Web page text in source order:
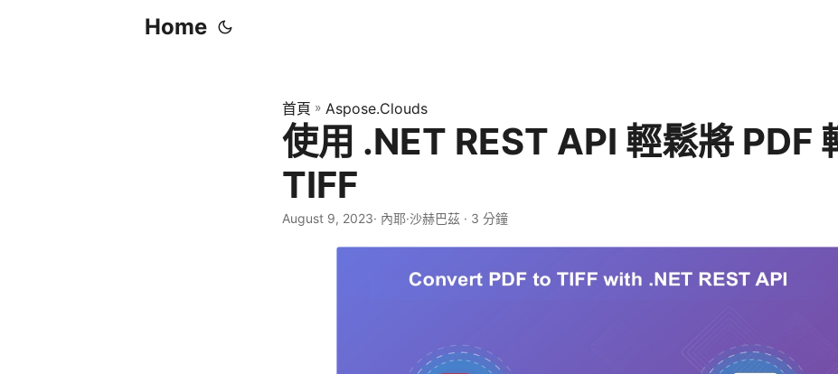
Home
首頁 » Aspose.Clouds
使用 .NET REST API 輕鬆將 PDF
TIFF
August 9, 2023· 內耶·沙赫巴茲 · 3 分鐘